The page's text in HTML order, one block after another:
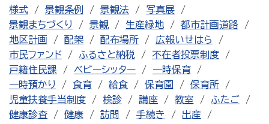
様式
景観条例 景観法
写真展
景観まちづくり
景観 生産緑地
都市計画道路
地区計画
配架 配布場所
広報いせはら
市民ファンド
ふるさと納税
不在者投票制度
戸籍住民課
ベビーシッター
一時保育
一時預かり
食育 給食 保育園
保育所
児童扶養手当制度
検診 講座 教室
ふたご
健康診査
健康 訪問 手続き
出産